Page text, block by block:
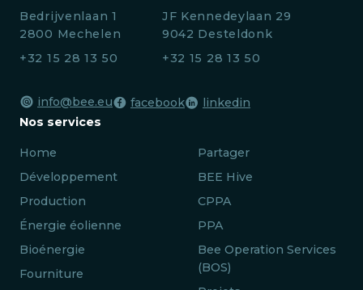
Bedrijvenlaan 1
2800 Mechelen
+32 15 28 13 50
JF Kennedeylaan 29
9042 Desteldonk
+32 15 28 13 50
info@bee.eu facebook
linkedin
Nos services
Home
Développement
Production
Énergie éolienne
Bioénergie
Fourniture
Partager
BEE Hive
CPPA
PPA
Bee Operation Services
(BOS)